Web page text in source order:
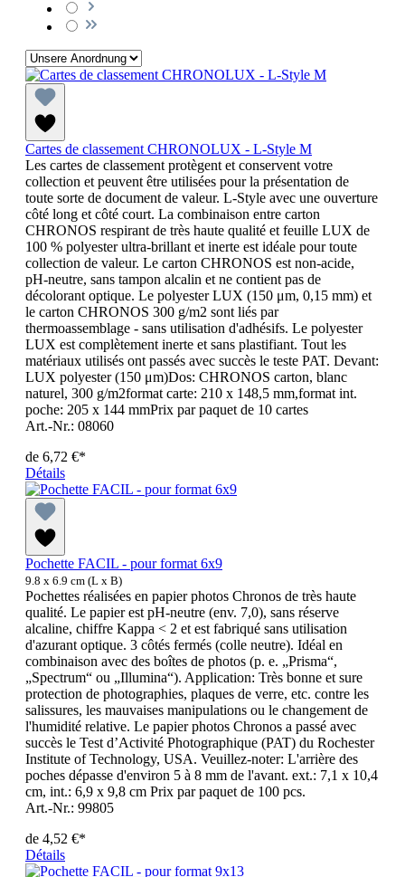
Cartes de classement CHRONOLUX - L-Style M
Les cartes de classement protègent et conservent votre
collection et peuvent être utilisées pour la présentation de
toute sorte de document de valeur. L-Style avec une ouverture
côté long et côté court. La combinaison entre carton
CHRONOS respirant de très haute qualité et feuille LUX de
100 % polyester ultra-brillant et inerte est idéale pour toute
collection de valeur. Le carton CHRONOS est non-acide,
pH-neutre, sans tampon alcalin et ne contient pas de
décolorant optique. Le polyester LUX (150 μm, 0,15 mm) et
le carton CHRONOS 300 g/m2 sont liés par
thermoassemblage - sans utilisation d'adhésifs. Le polyester
LUX est complètement inerte et sans plastifiant. Tout les
matériaux utilisés ont passés avec succès le teste PAT. Devant:
LUX polyester (150 μm)Dos: CHRONOS carton, blanc
naturel, 300 g/m2format carte: 210 x 148,5 mm,format int.
poche: 205 x 144 mmPrix par paquet de 10 cartes
Art.-Nr.: 08060
de 6,72 €*
Détails
Pochette FACIL - pour format 6x9
9.8 x 6.9 cm (L x B)
Pochettes réalisées en papier photos Chronos de très haute
qualité. Le papier est pH-neutre (env. 7,0), sans réserve
alcaline, chiffre Kappa < 2 et est fabriqué sans utilisation
d'azurant optique. 3 côtés fermés (colle neutre). Idéal en
combinaison avec des boîtes de photos (p. e. „Prisma“,
„Spectrum“ ou „Illumina“). Application: Très bonne et sure
protection de photographies, plaques de verre, etc. contre les
salissures, les mauvaises manipulations ou le changement de
l'humidité relative. Le papier photos Chronos a passé avec
succès le Test d’Activité Photographique (PAT) du Rochester
Institute of Technology, USA. Veuillez-noter: L'arrière des
poches dépasse d'environ 5 à 8 mm de l'avant. ext.: 7,1 x 10,4
cm, int.: 6,9 x 9,8 cm Prix par paquet de 100 pcs.
Art.-Nr.: 99805
de 4,52 €*
Détails